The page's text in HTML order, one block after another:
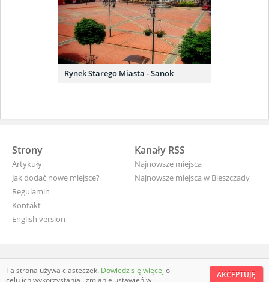
Rynek Starego Miasta - Sanok
Strony
Artykuły
Jak dodać nowe miejsce?
Regulamin
Kontakt
English version
Kanały RSS
Najnowsze miejsca
Najnowsze miejsca w Bieszczady
wyjade.pl - turystyczna Polska
AKCEPTUJĘ
Ta strona używa ciasteczek. Dowiedz się więcej o
celu ich wykorzystania i zmianie ustawień w